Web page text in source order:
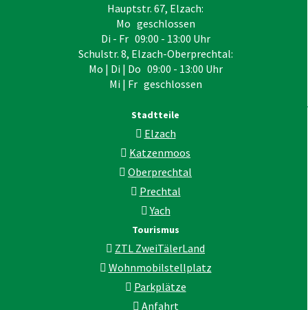
Hauptstr. 67, Elzach:
Mo geschlossen
Di - Fr 09:00 - 13:00 Uhr
Schulstr. 8, Elzach-Oberprechtal:
Mo | Di | Do 09:00 - 13:00 Uhr
Mi | Fr geschlossen
Stadtteile
Elzach
Katzenmoos
Oberprechtal
Prechtal
Yach
Tourismus
ZTL ZweiTälerLand
Wohnmobilstellplatz
Parkplätze
Anfahrt